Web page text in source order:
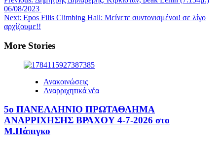
06/08/2023
Next: Epos Filis Climbing Hall: Μείνετε συντονισμένοι! σε λίγο
αρχίζουμε!!
More Stories
Ανακοινώσεις
Αναρριχητικά νέα
5ο ΠΑΝΕΛΛΗΝΙΟ ΠΡΩΤΑΘΛΗΜΑ
ΑΝΑΡΡΙΧΗΣΗΣ ΒΡΑΧΟΥ 4-7-2026 στο
Μ.Πάπιγκο